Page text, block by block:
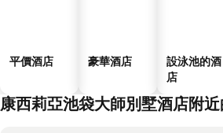
平價酒店 豪華酒店
設泳池的酒
店
康西莉亞池袋大師別墅酒店附